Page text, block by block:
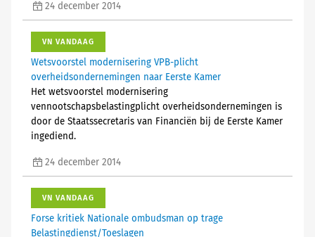
24 december 2014
VN VANDAAG
Wetsvoorstel modernisering VPB-plicht
overheidsondernemingen naar Eerste Kamer
Het wetsvoorstel modernisering
vennootschapsbelastingplicht overheidsondernemingen is
door de Staatssecretaris van Financiën bij de Eerste Kamer
ingediend.
24 december 2014
VN VANDAAG
Forse kritiek Nationale ombudsman op trage
Belastingdienst/Toeslagen